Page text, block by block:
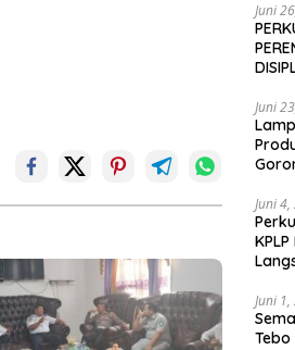
Juni
Juni
Juni
Juni